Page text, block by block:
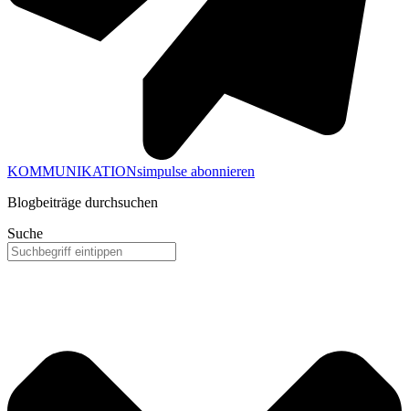
KOMMUNIKATIONsimpulse abonnieren
Blogbeiträge durchsuchen
Suche